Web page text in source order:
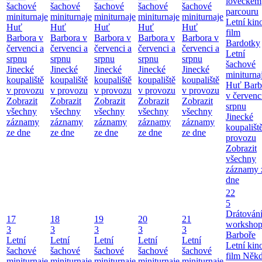
šachové
miniturnaje
Huť
Barbora v
červenci a
srpnu
Jinecké
koupaliště
v provozu
Zobrazit
všechny
záznamy
ze dne
šachové
miniturnaje
Huť
Barbora v
červenci a
srpnu
Jinecké
koupaliště
v provozu
Zobrazit
všechny
záznamy
ze dne
šachové
miniturnaje
Huť
Barbora v
červenci a
srpnu
Jinecké
koupaliště
v provozu
Zobrazit
všechny
záznamy
ze dne
šachové
miniturnaje
Huť
Barbora v
červenci a
srpnu
Jinecké
koupaliště
v provozu
Zobrazit
všechny
záznamy
ze dne
šachové
miniturnaje
Huť
Barbora v
červenci a
srpnu
Jinecké
koupaliště
v provozu
Zobrazit
všechny
záznamy
ze dne
parcouru
Letní
film
Bardotky
Letní
šachové
Huť
v
srpnu
Jinecké
provozu
Zobrazit
všechny
záznamy
dne
17
3
Letní
šachové
18
3
Letní
šachové
19
3
Letní
šachové
20
3
Letní
šachové
21
3
Letní
šachové
22
5
Barboře
Letní
film